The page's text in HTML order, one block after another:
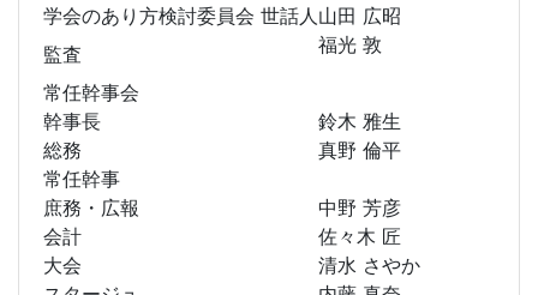
学会のあり方検討委員会 世話人 山田 広昭
監査
福光 敦
常任幹事会
幹事長
鈴木 雅生
総務
真野 倫平
常任幹事
庶務・広報
中野 芳彦
会計
佐々木 匠
大会
清水 さやか